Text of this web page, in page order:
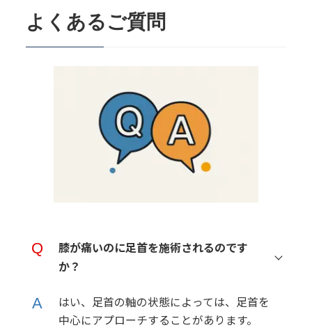
よくあるご質問
膝が痛いのに足首を施術されるのです
か？
はい、足首の軸の状態によっては、足首を
中心にアプローチすることがあります。